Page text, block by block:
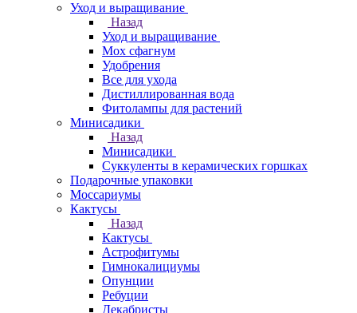
Уход и выращивание
Назад
Уход и выращивание
Мох сфагнум
Удобрения
Все для ухода
Дистиллированная вода
Фитолампы для растений
Минисадики
Назад
Минисадики
Суккуленты в керамических горшках
Подарочные упаковки
Моссариумы
Кактусы
Назад
Кактусы
Астрофитумы
Гимнокалициумы
Опунции
Ребуции
Декабристы